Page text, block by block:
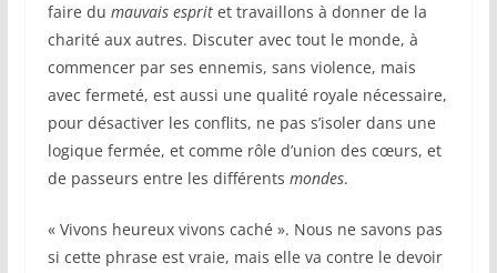
faire du mauvais espritet travaillons à donner de la
charité aux autres. Discuter avec tout le monde, à
commencer par ses ennemis, sans violence, mais
avec fermeté, est aussi une qualité royale nécessaire,
pour désactiver les conflits, ne pas s’isoler dans une
logique fermée, et comme rôle d’union des cœurs, et
de passeurs entre les différents mondes.
« Vivons heureux vivons caché ». Nous ne savons pas
si cette phrase est vraie, mais elle va contre le devoir